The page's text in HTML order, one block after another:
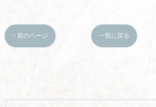
< 前のページ 一覧に戻る